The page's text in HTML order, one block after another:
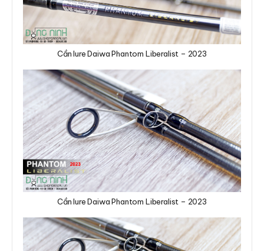
Cần lure Daiwa Phantom Liberalist – 2023
Cần lure Daiwa Phantom Liberalist – 2023